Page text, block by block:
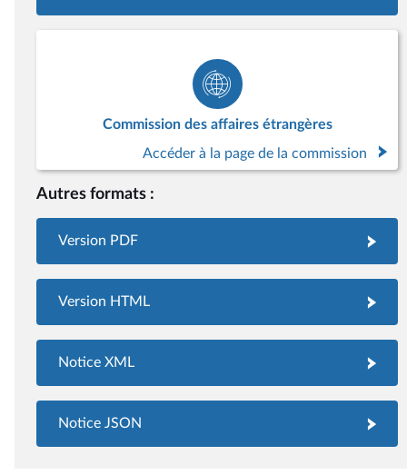
Commission des affaires étrangères
Accéder à la page de la commission
Autres formats :
Version PDF
Version HTML
Notice XML
Notice JSON